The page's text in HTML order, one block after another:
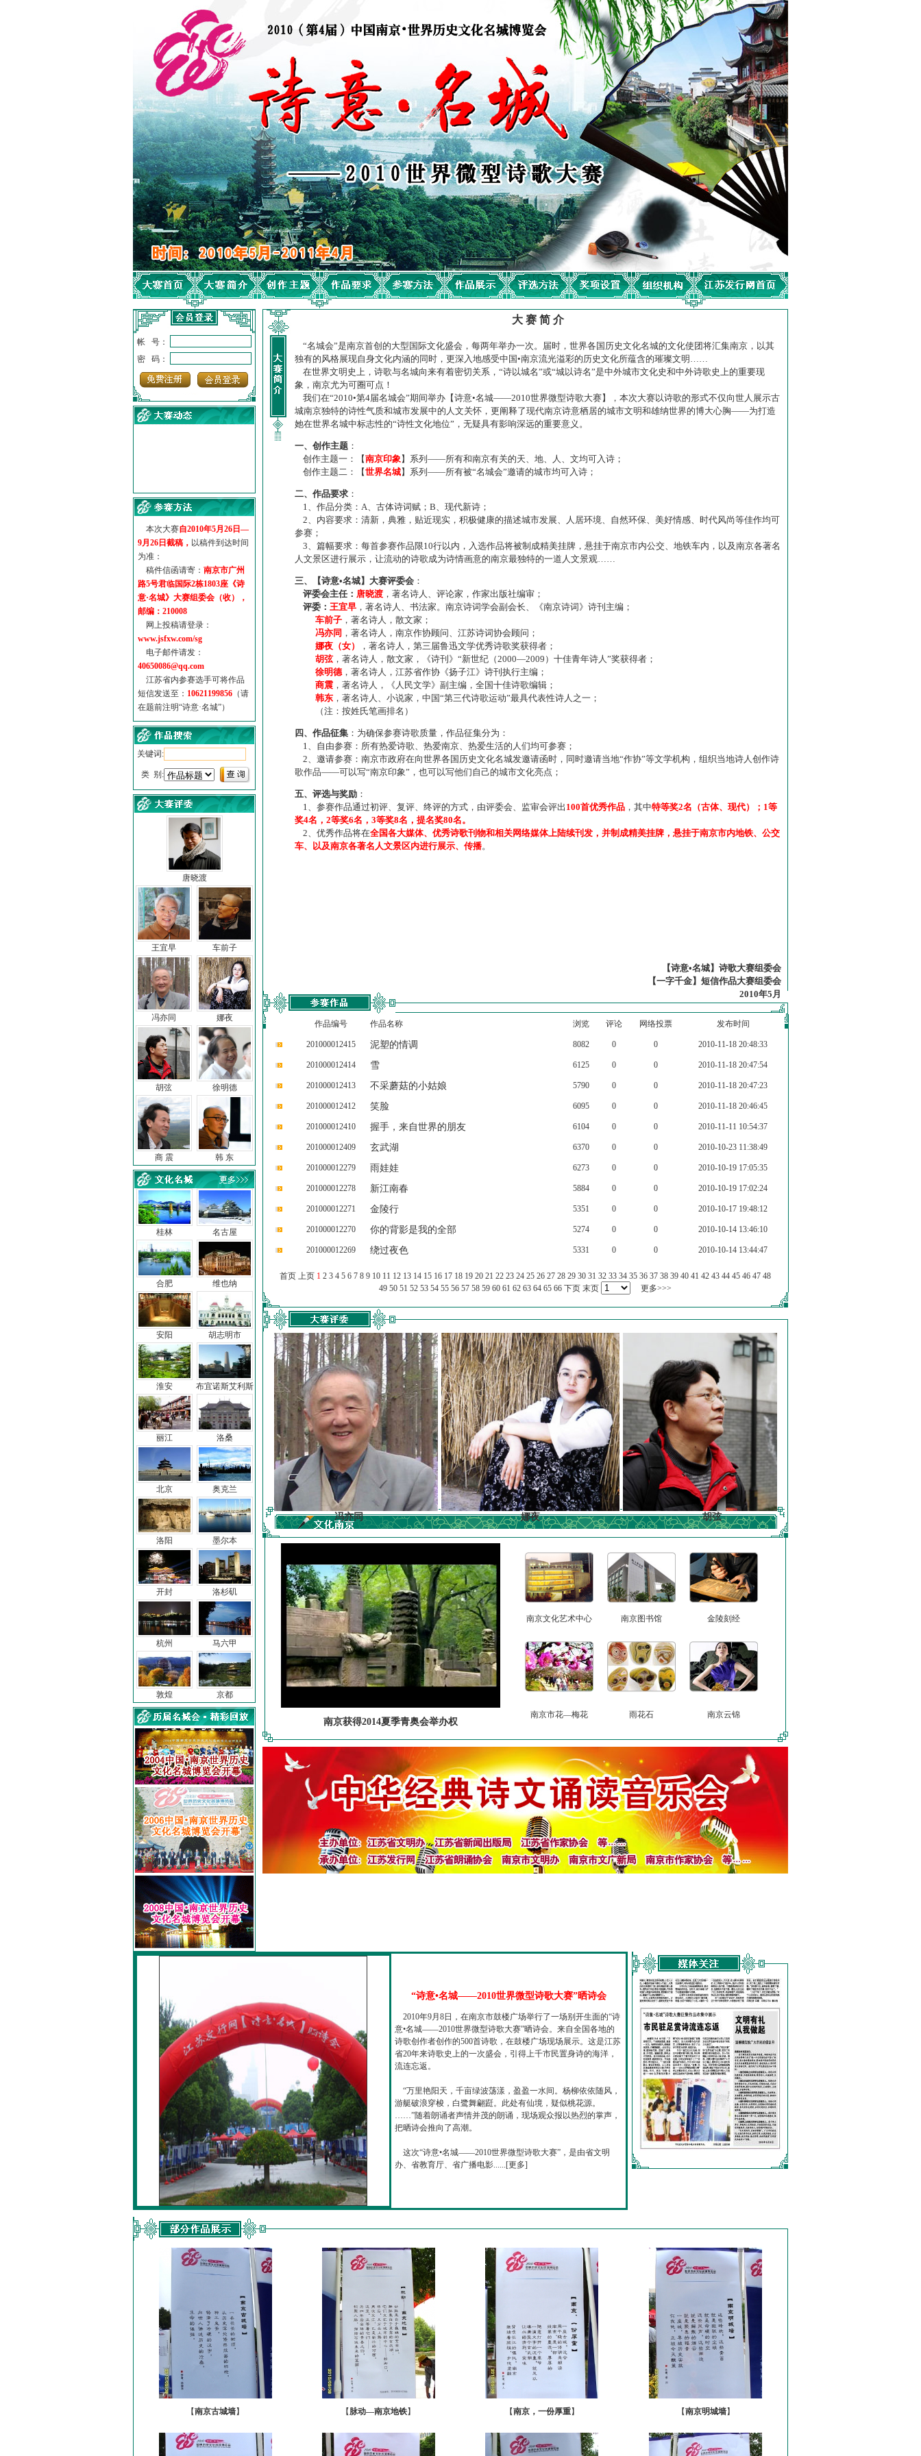
帐 号：
密 码：
·【诗意·名城】地铁展示作...
诗意名城·地铁时间
参赛作品多达5000多首
“诗意·名城”晒诗会
特别通知--致广大诗词爱好...
本次大赛自2010年5月26日—
9月26日截稿， 以稿件到达时间
为准：
稿件信函请寄： 南京市广州
路5号君临国际2栋1803座《诗
意·名城》大赛组委会（收），
邮编：210008
网上投稿请登录：
www.jsfxw.com/sg
电子邮件请发：
40650086@qq.com
江苏省内参赛选手可将作品
短信发送至： 10621199856 （请
在题前注明“诗意·名城”）
关键词:
类 别:
唐晓渡
王宜早 车前子
冯亦同 娜夜
胡弦 徐明德
商 震 韩 东
桂林
合肥
安阳
淮安
丽江
北京
洛阳
开封
杭州
敦煌
名古屋
维也纳
胡志明市
布宜诺斯艾利斯
洛桑
奥克兰
墨尔本
洛杉矶
马六甲
京都
大 赛 简 介
“名城会”是南京首创的大型国际文化盛会，每两年举办一次。届时，世界各国历史文化名城的文化使团将汇集南京，以其
独有的风格展现自身文化内涵的同时，更深入地感受中国•南京流光溢彩的历史文化所蕴含的璀璨文明……
在世界文明史上，诗歌与名城向来有着密切关系，“诗以城名”或“城以诗名”是中外城市文化史和中外诗歌史上的重要现
象，南京尤为可圈可点！
我们在“2010•第4届名城会”期间举办【诗意•名城——2010世界微型诗歌大赛】，本次大赛以诗歌的形式不仅向世人展示古
城南京独特的诗性气质和城市发展中的人文关怀，更阐释了现代南京诗意栖居的城市文明和雄纳世界的博大心胸——为打造
她在世界名城中标志性的“诗性文化地位”，无疑具有影响深远的重要意义。
一、创作主题 ：
创作主题一：【南京印象】系列——所有和南京有关的天、地、人、文均可入诗；
创作主题二：【世界名城】系列——所有被“名城会”邀请的城市均可入诗；
二、作品要求 ：
1、作品分类：A、古体诗词赋；B、现代新诗；
2、内容要求：清新，典雅，贴近现实，积极健康的描述城市发展、人居环境、自然环保、美好情感、时代风尚等佳作均可
参赛；
3、篇幅要求：每首参赛作品限10行以内，入选作品将被制成精美挂牌，悬挂于南京市内公交、地铁车内，以及南京各著名
人文景区进行展示，让流动的诗歌成为诗情画意的南京最独特的一道人文景观……
三、【诗意•名城】大赛评委会 ：
评委会主任： 唐晓渡 ，著名诗人、评论家，作家出版社编审；
评委： 王宜早 ，著名诗人、书法家。南京诗词学会副会长、《南京诗词》诗刊主编；
车前子 ，著名诗人，散文家；
冯亦同 ，著名诗人，南京作协顾问、江苏诗词协会顾问；
娜夜（女）
，著名诗人，第三届鲁迅文学优秀诗歌奖获得者；
胡弦，著名诗人，散文家，《诗刊》“新世纪（2000—2009）十佳青年诗人”奖获得者；
徐明德，著名诗人，江苏省作协《扬子江》诗刊执行主编；
商震 ，著名诗人，《人民文学》副主编，全国十佳诗歌编辑；
韩东 ，著名诗人、小说家，中国“第三代诗歌运动”最具代表性诗人之一；
（注：按姓氏笔画排名）
四、作品征集 ：为确保参赛诗歌质量，作品征集分为：
1、自由参赛：所有热爱诗歌、热爱南京、热爱生活的人们均可参赛；
2、邀请参赛：南京市政府在向世界各国历史文化名城发邀请函时，同时邀请当地“作协”等文学机构，组织当地诗人创作诗
歌作品——可以写“南京印象”，也可以写他们自己的城市文化亮点；
五、评选与奖励 ：
1、参赛作品通过初评、复评、终评的方式，由评委会、监审会评出 100首优秀作品 ，其中特等奖2名（古体、现代）；1等
奖4名，2等奖6名，3等奖8名，提名奖80名。
2、优秀作品将在全国各大媒体、优秀诗歌刊物和相关网络媒体上陆续刊发，并制成精美挂牌，悬挂于南京市内地铁、公交
车、以及南京各著名人文景区内进行展示、传播。
【诗意•名城】诗歌大赛组委会
【一字千金】短信作品大赛组委会
2010年5月
作品编号 作品名称 浏览 评论 网络投票 发布时间
201000012415 泥塑的情调 8082 0 0 2010-11-18 20:48:33
201000012414 雪 6125 0 0 2010-11-18 20:47:54
201000012413 不采蘑菇的小姑娘 5790 0 0 2010-11-18 20:47:23
201000012412 笑脸 6095 0 0 2010-11-18 20:46:45
201000012410 握手，来自世界的朋友 6104 0 0 2010-11-11 10:54:37
201000012409 玄武湖 6370 0 0 2010-10-23 11:38:49
201000012279 雨娃娃 6273 0 0 2010-10-19 17:05:35
201000012278 新江南春 5884 0 0 2010-10-19 17:02:24
201000012271 金陵行 5351 0 0 2010-10-17 19:48:12
201000012270 你的背影是我的全部 5274 0 0 2010-10-14 13:46:10
201000012269 绕过夜色 5331 0 0 2010-10-14 13:44:47
首页 上页 1 2 3 4 5 6 7 8 9 10 11 12 13 14 15 16 17 18 19 20 21 22 23 24 25 26 27 28 29 30 31 32 33 34 35 36 37 38 39 40 41 42 43 44 45 46 47 48
49 50 51 52 53 54 55 56 57 58 59 60 61 62 63 64 65 66 下页 末页 更多>>>
车前子 冯亦同 娜夜 胡弦
南京文化艺术中心 南京图书馆 金陵刻经
南京市花—梅花 雨花石 南京云锦
南京获得2014夏季青奥会举办权
“诗意•名城——2010世界微型诗歌大赛”晒诗会
2010年9月8日，在南京市鼓楼广场举行了一场别开生面的“诗
意•名城——2010世界微型诗歌大赛”晒诗会。来自全国各地的
诗歌创作者创作的500首诗歌，在鼓楼广场现场展示。这是江苏
省20年来诗歌史上的一次盛会，引得上千市民置身诗的海洋，
流连忘返。
“万里艳阳天，千亩绿波荡漾，盈盈一水间。杨柳依依随风，
游艇破浪穿梭，白鹭舞翩跹。此处有仙境，疑似桃花源。
……”随着朗诵者声情并茂的朗诵，现场观众报以热烈的掌声，
把晒诗会推向了高潮。
这次“诗意•名城——2010世界微型诗歌大赛”，是由省文明
办、省教育厅、省广播电影......[更多]
【南京古城墙】 【脉动—南京地铁】 【南京，一份厚重】 【南京明城墙】